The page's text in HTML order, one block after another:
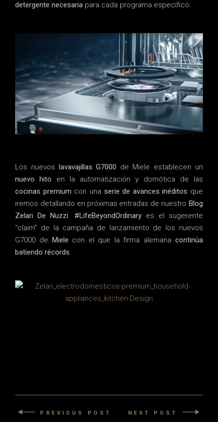
detergente necesaria para cada programa específico.
Los nuevos lavavajillas G7000 de Miele establecen un
nuevo hito en la automatización y domótica de las
cocinas premium con una serie de avances inéditos que
iremos detallando en próximas entradas de nuestro Blog
Zelari De Nuzzi. #LifeBeyondOrdinary es el sugerente
“claim” de la campaña de lanzamiento de los nuevos
G7000 de Miele con el que la firma alemana continúa
batiendo récords.
PREVIOUS POST NEXT POST